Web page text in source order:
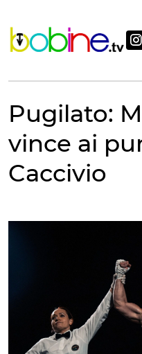
contenuto
Pugilato:
vince ai
Caccivio